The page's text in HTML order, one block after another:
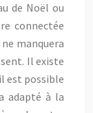
de Noël ou
connectée
manquera
Il existe
est possible
adapté à la